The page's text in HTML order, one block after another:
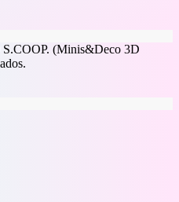
(Minis&Deco 3D